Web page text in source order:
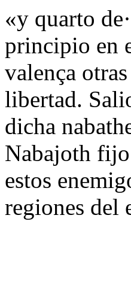
«y quarto
principio en
valença
libertad.
dicha
Nabajoth
estos
regiones del